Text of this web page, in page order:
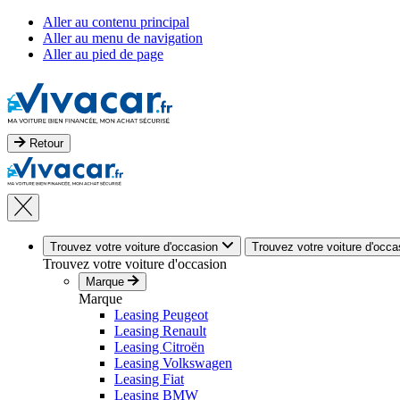
Aller au contenu principal
Aller au menu de navigation
Aller au pied de page
Retour
Trouvez votre voiture d'occasion Trouvez votre voiture
Trouvez votre voiture d'occasion
Marque
Marque
Leasing Peugeot
Leasing Renault
Leasing Citroën
Leasing Volkswagen
Leasing Fiat
Leasing BMW